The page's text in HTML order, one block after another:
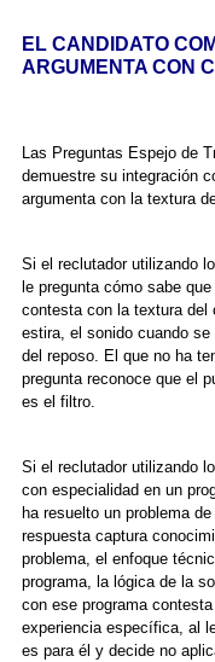
EL CANDIDATO
ARGUMENTA CON
Las Preguntas Espejo de
demuestre su integración
argumenta con la textura
Si el reclutador utilizando
le pregunta cómo sabe
contesta con la textura del
estira, el sonido cuando
del reposo. El que no ha
pregunta reconoce que el
es el filtro.
Si el reclutador utilizando
con especialidad en un
ha resuelto un problema
respuesta captura
problema, el enfoque
programa, la lógica de la
con ese programa
experiencia específica, al
es para él y decide no